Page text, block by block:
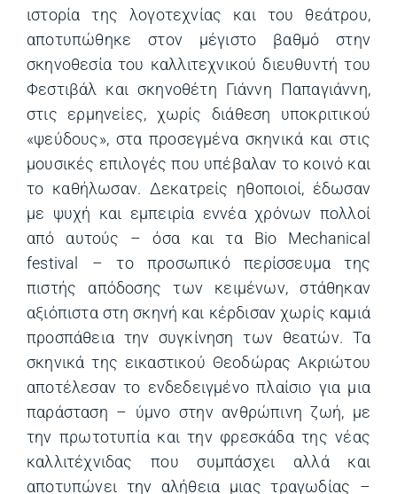
ιστορία της λογοτεχνίας και του θεάτρου,
αποτυπώθηκε στον μέγιστο βαθμό στην
σκηνοθεσία του καλλιτεχνικού διευθυντή του
Φεστιβάλ και σκηνοθέτη Γιάννη Παπαγιάννη,
στις ερμηνείες, χωρίς διάθεση υποκριτικού
«ψεύδους», στα προσεγμένα σκηνικά και στις
μουσικές επιλογές που υπέβαλαν το κοινό και
το καθήλωσαν. Δεκατρείς ηθοποιοί, έδωσαν
με ψυχή και εμπειρία εννέα χρόνων πολλοί
από αυτούς – όσα και τα Bio Mechanical
festival – το προσωπικό περίσσευμα της
πιστής απόδοσης των κειμένων, στάθηκαν
αξιόπιστα στη σκηνή και κέρδισαν χωρίς καμιά
προσπάθεια την συγκίνηση των θεατών. Τα
σκηνικά της εικαστικού Θεοδώρας Ακριώτου
αποτέλεσαν το ενδεδειγμένο πλαίσιο για μια
παράσταση – ύμνο στην ανθρώπινη ζωή, με
την πρωτοτυπία και την φρεσκάδα της νέας
καλλιτέχνιδας που συμπάσχει αλλά και
αποτυπώνει την αλήθεια μιας τραγωδίας –